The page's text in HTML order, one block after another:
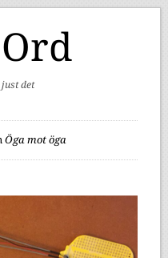
det
Öga mot öga